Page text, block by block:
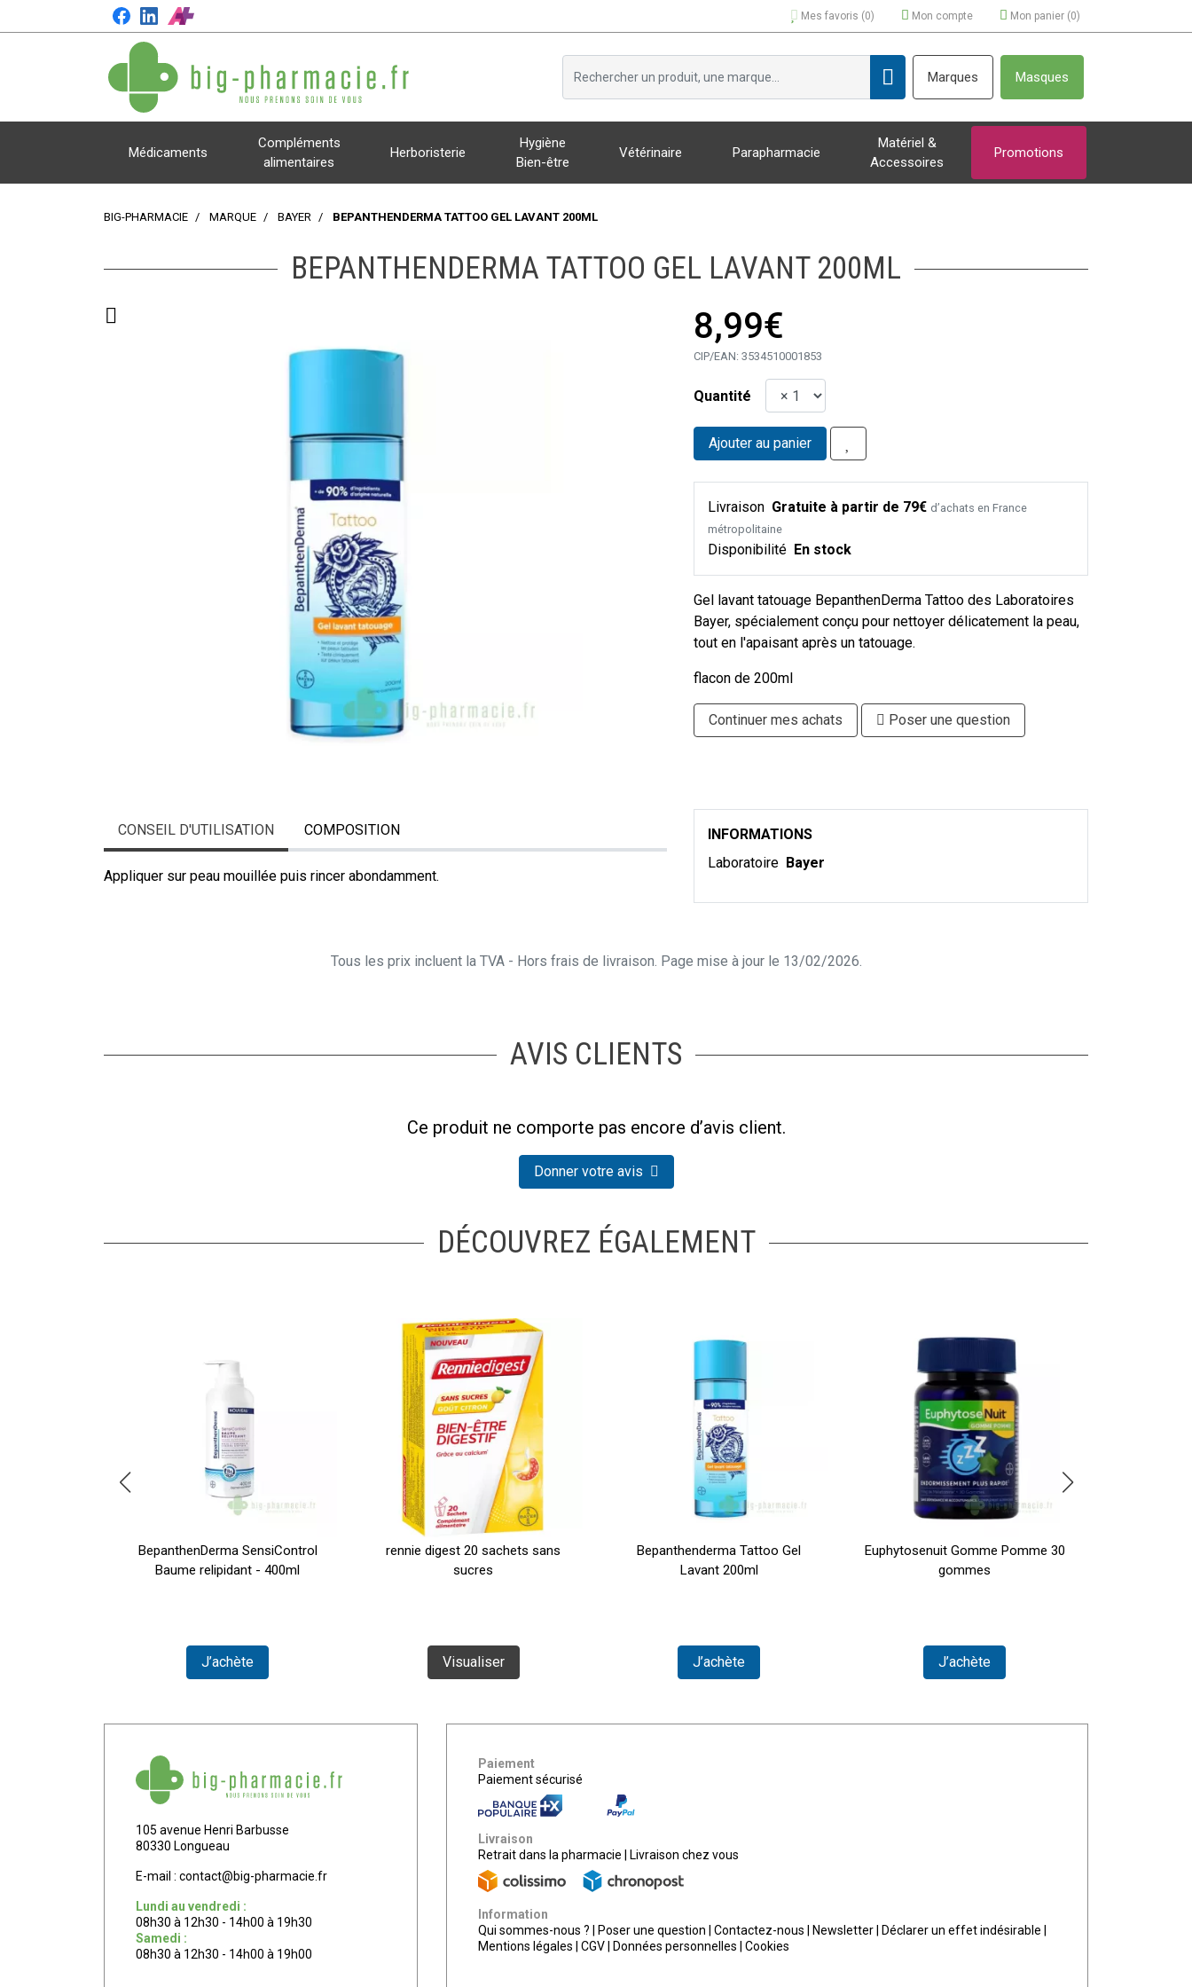
Mes favoris (0) Mon compte Mon panier (0)
Marques Masques
Médicaments
Compléments
alimentaires
Herboristerie
Hygiène
Bien-être
Vétérinaire Parapharmacie
Matériel &
Accessoires
Promotions
BIG-PHARMACIE MARQUE BAYER BEPANTHENDERMA TATTOO GEL LAVANT 200ML
BEPANTHENDERMA TATTOO GEL LAVANT 200ML
8,99€
CIP/EAN: 3534510001853
Quantité
Ajouter au panier
Livraison Gratuite à partir de 79€ d’achats en France
métropolitaine
Disponibilité En stock
Gel lavant tatouage BepanthenDerma Tattoo des Laboratoires
Bayer, spécialement conçu pour nettoyer délicatement la peau,
tout en l'apaisant après un tatouage.
flacon de 200ml
Continuer mes achats Poser une question
CONSEIL D'UTILISATION COMPOSITION
Appliquer sur peau mouillée puis rincer abondamment.
INFORMATIONS
Laboratoire Bayer
Tous les prix incluent la TVA - Hors frais de livraison. Page mise à jour le 13/02/2026.
AVIS CLIENTS
Ce produit ne comporte pas encore d’avis client.
Donner votre avis
DÉCOUVREZ ÉGALEMENT
BepanthenDerma SensiControl
Baume relipidant - 400ml
J’achète
rennie digest 20 sachets sans
sucres
Visualiser
Bepanthenderma Tattoo Gel
Lavant 200ml
J’achète
Euphytosenuit Gomme Pomme 30
gommes
J’achète
105 avenue Henri Barbusse
80330 Longueau
E-mail : contact@big-pharmacie.fr
Lundi au vendredi :
08h30 à 12h30 - 14h00 à 19h30
Samedi :
08h30 à 12h30 - 14h00 à 19h00
Paiement
Paiement sécurisé
Livraison
Retrait dans la pharmacie
Livraison chez vous
Information
Qui sommes-nous ?
Poser une question Contactez-nous Newsletter Déclarer un effet indésirable
Mentions légales
CGV Données personnelles Cookies